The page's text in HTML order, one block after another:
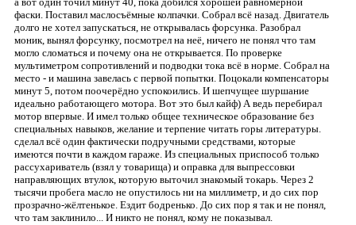
фаски. Поставил маслосъёмные колпачки. Собрал всё назад. Двигатель
долго не хотел запускаться, не открывалась форсунка. Разобрал
моник, вынял форсунку, посмотрел на неё, ничего не понял что там
могло сломаться и почему она не открывается. По проверке
мультиметром сопротивлений и подводки тока всё в норме. Собрал на
место - и машина завелась с первой попытки. Поцокали компенсаторы
минут 5, потом поочерёдно успокоились. И шепчущее шуршание
идеально работающего мотора. Вот это был кайф) А ведь перебирал
мотор впервые. И имел только общее техническое образование без
специальных навыков, желание и терпение читать горы литературы.
сделал всё один фактически подручными средствами, которые
имеются почти в каждом гараже. Из специальных приспособ только
рассухариватель (взял у товарища) и оправка для выпрессовки
направляющих втулок, которую выточил знакомый токарь. Через 2
тысячи пробега масло не опустилось ни на миллиметр, и до сих пор
прозрачно-жёлтенькое. Ездит бодренько. До сих пор я так и не понял,
что там заклинило... И никто не понял, кому не показывал.